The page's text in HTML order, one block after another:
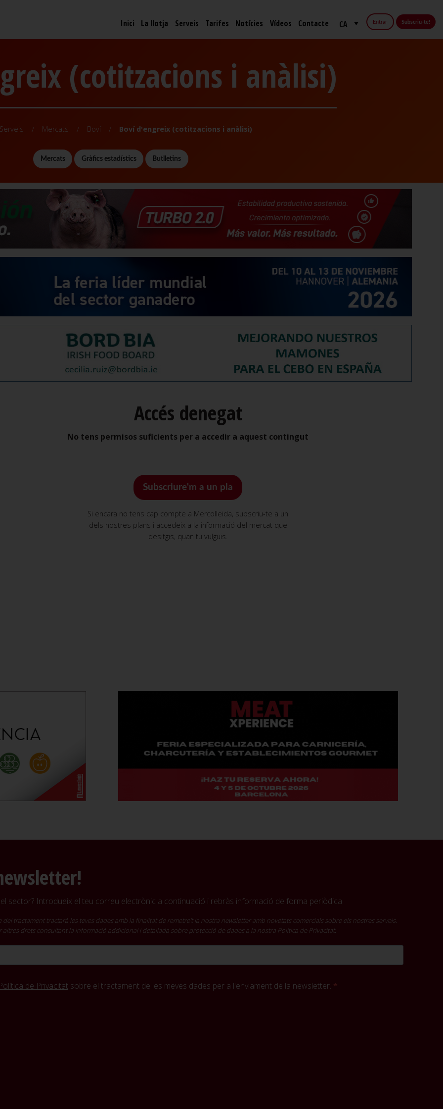
Entrar Subscriu-te!
Inici La llotja Serveis Tarifes Notícies Vídeos Contacte
(cotitzacions i anàlisi)
Serveis Mercats Boví Boví d'engreix (cotitzacions i anàlisi)
Mercats Gràfics estadístics Butlletins
Accés denegat
No tens permisos suficients per a accedir a aquest contingut
Subscriure'm a un pla
Si encara no tens cap compte a Mercolleida, subscriu-te a un
dels nostres plans i accedeix a la informació del mercat que
desitgis, quan tu vulguis.
sector? Introdueix el teu correu electrònic a continuació i rebràs informació de forma periòdica
del tractament tractarà les teves dades amb la finalitat de remetre't la nostra newsletter amb novetats comercials sobre els nostres serveis.
altres drets consultant la informació addicional i detallada sobre protecció de dades a la nostra Política de Privacitat.
de Privacitat sobre el tractament de les meves dades per a l'enviament de la newsletter.